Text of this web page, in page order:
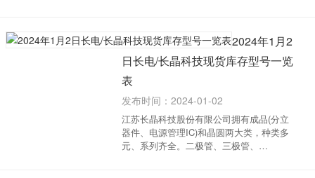
系统和半导体公司快速高效地实现创新,突
出产品优...
2024年1月2
日长电/长晶科技现货库存型号一览
表
发布时间：2024-01-02
江苏长晶科技股份有限公司拥有成品(分立
器件、电源管理IC)和晶圆两大类，种类多
元、系列齐全。二极管、三极管、